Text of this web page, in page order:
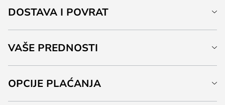
DOSTAVA I POVRAT
VAŠE PREDNOSTI
OPCIJE PLAĆANJA